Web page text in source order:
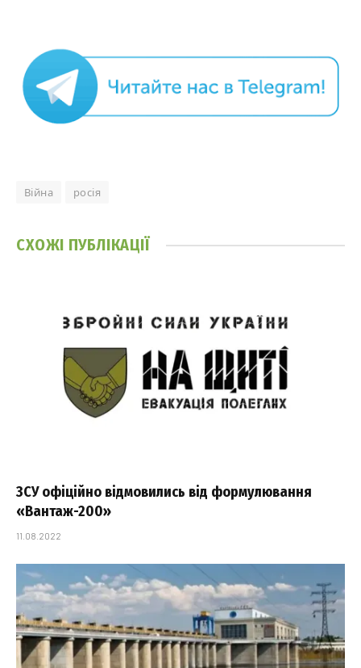
Війна росія
СХОЖІ ПУБЛІКАЦІЇ
ЗСУ офіційно відмовились від формулювання
«Вантаж-200»
11.08.2022